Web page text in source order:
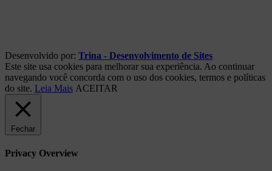
Desenvolvido por: Trina - Desenvolvimento de Sites
Este site usa cookies para melhorar sua experiência. Ao continuar
navegando você concorda com o uso dos cookies, termos e políticas
do site. Leia Mais ACEITAR
Fechar
Privacy Overview